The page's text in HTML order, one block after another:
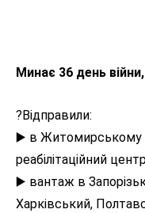
Минає 36 день
?Відправили:
▶️ в Житомирському
реабілітаційний
▶️ вантаж в
Харківський,